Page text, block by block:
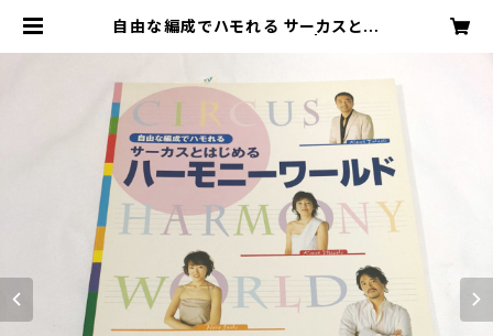
自由な編成でハモれる サーカスとは